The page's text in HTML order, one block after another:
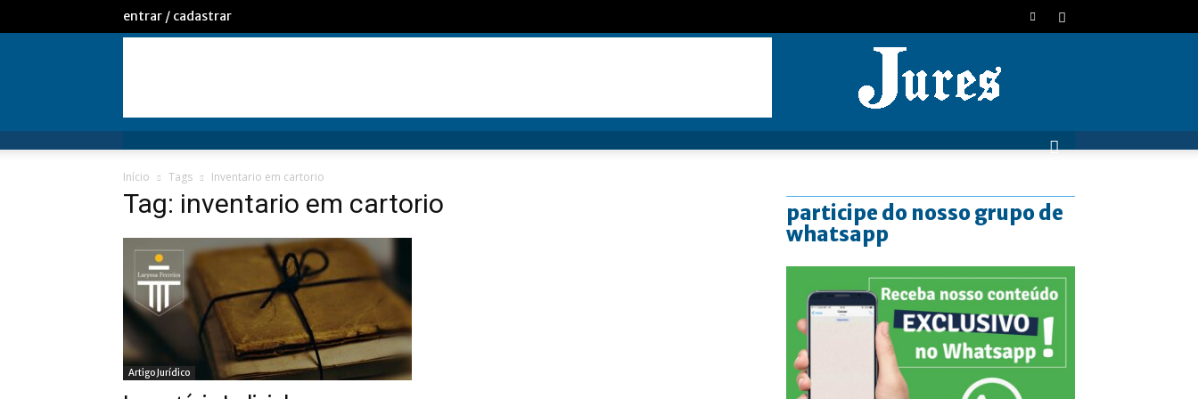
entrar / cadastrar
Início Tags Inventario em cartorio
Tag: inventario em cartorio
Artigo Jurídico
participe do nosso grupo de
whatsapp